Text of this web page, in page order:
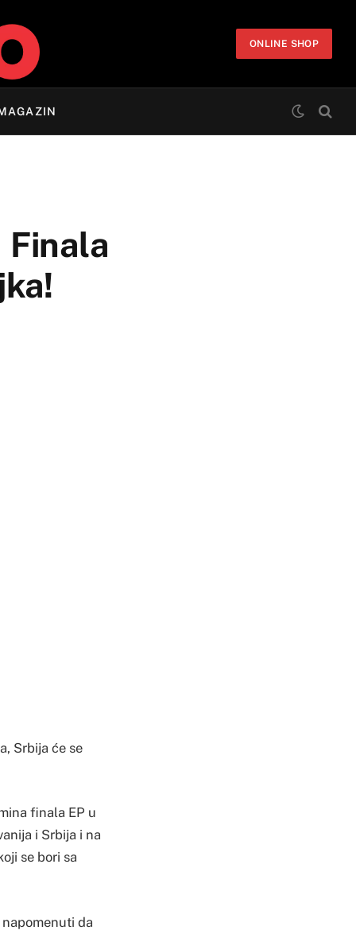
ONLINE SHOP
Finala
Srbija će se
finala EP u
i Srbija i na
se bori sa
da